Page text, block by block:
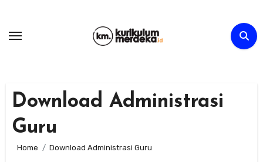
content
Download Administrasi
Guru
Home Download Administrasi Guru